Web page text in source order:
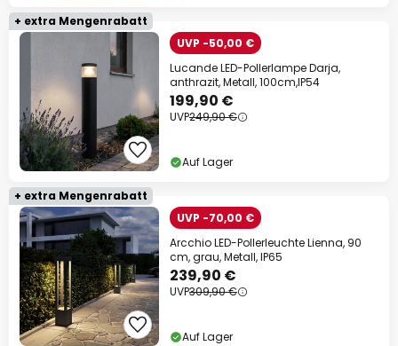
+ extra Mengenrabatt
UVP -50,00 €
Lucande LED-Pollerlampe Darja,
anthrazit, Metall, 100cm,IP54
199,90 €
UVP249,90 €
Auf Lager
+ extra Mengenrabatt
UVP -70,00 €
Arcchio LED-Pollerleuchte Lienna, 90
cm, grau, Metall, IP65
239,90 €
UVP309,90 €
Auf Lager